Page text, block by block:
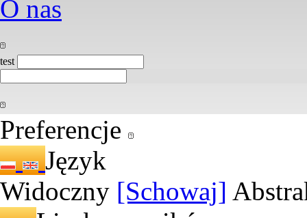
O nas
test
Preferencje
Język
Widoczny [Schowaj]